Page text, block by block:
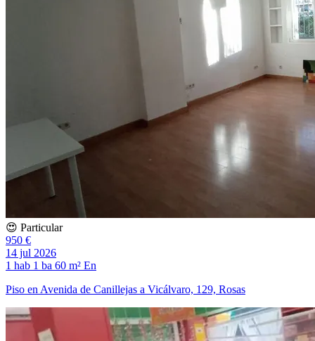
😍 Particular
950 €
14 jul 2026
1 hab 1 ba 60 m² En
Piso en Avenida de Canillejas a Vicálvaro, 129, Rosas